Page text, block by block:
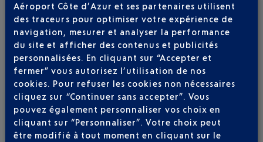
Publié le
ÉTÉ BOHÊME À L'AÉROPORT NICE CÔTE
D'AZUR
Aéroport Côte d’Azur et ses partenaires utilisent
des traceurs pour optimiser votre expérience de
navigation, mesurer et analyser la performance
du site et afficher des contenus et publicités
personnalisées. En cliquant sur “Accepter et
fermer” vous autorisez l’utilisation de nos
cookies. Pour refuser les cookies non nécessaires
cliquez sur “Continuer sans accepter”. Vous
pouvez également personnaliser vos choix en
cliquant sur “Personnaliser”. Votre choix peut
être modifié à tout moment en cliquant sur le